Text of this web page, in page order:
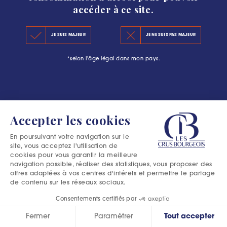
accéder à ce site.
JE SUIS MAJEUR JE NE SUIS PAS MAJEUR
*selon l'âge légal dans mon pays.
Excessive consumption of alcohol is harmful to your health.
Accepter les cookies
En poursuivant votre navigation sur le
site, vous acceptez l'utilisation de
cookies pour vous garantir la meilleure
navigation possible, réaliser des statistiques, vous proposer des
offres adaptées à vos centres d'intérêts et permettre le partage
de contenu sur les réseaux sociaux.
Consentements certifiés par
Fermer Paramétrer Tout accepter